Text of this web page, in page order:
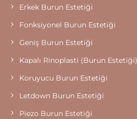
Erkek Burun Estetiği
Fonksiyonel Burun Estetiği
Geniş Burun Estetiği
Kapalı Rinoplasti (Burun Estetiği)
Koruyucu Burun Estetiği
Letdown Burun Estetiği
Piezo Burun Estetiği